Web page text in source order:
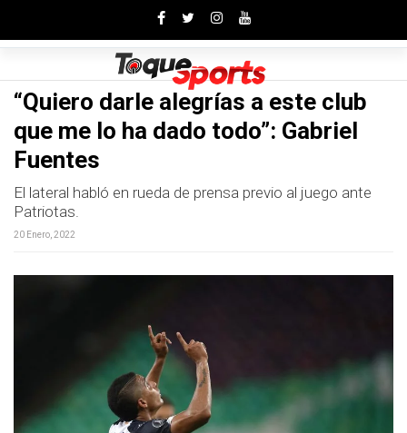
“Quiero darle alegrías a este club
que me lo ha dado todo”: Gabriel
Fuentes
El lateral habló en rueda de prensa previo al juego ante
Patriotas.
20 Enero, 2022